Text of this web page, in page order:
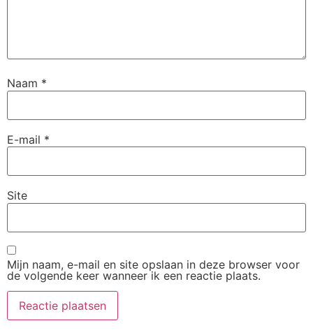
Naam *
E-mail *
Site
Mijn naam, e-mail en site opslaan in deze browser voor
de volgende keer wanneer ik een reactie plaats.